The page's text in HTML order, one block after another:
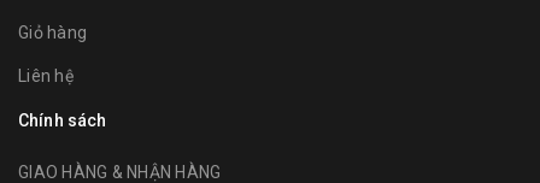
Giỏ hàng
Liên hệ
Chính sách
GIAO HÀNG & NHẬN HÀNG